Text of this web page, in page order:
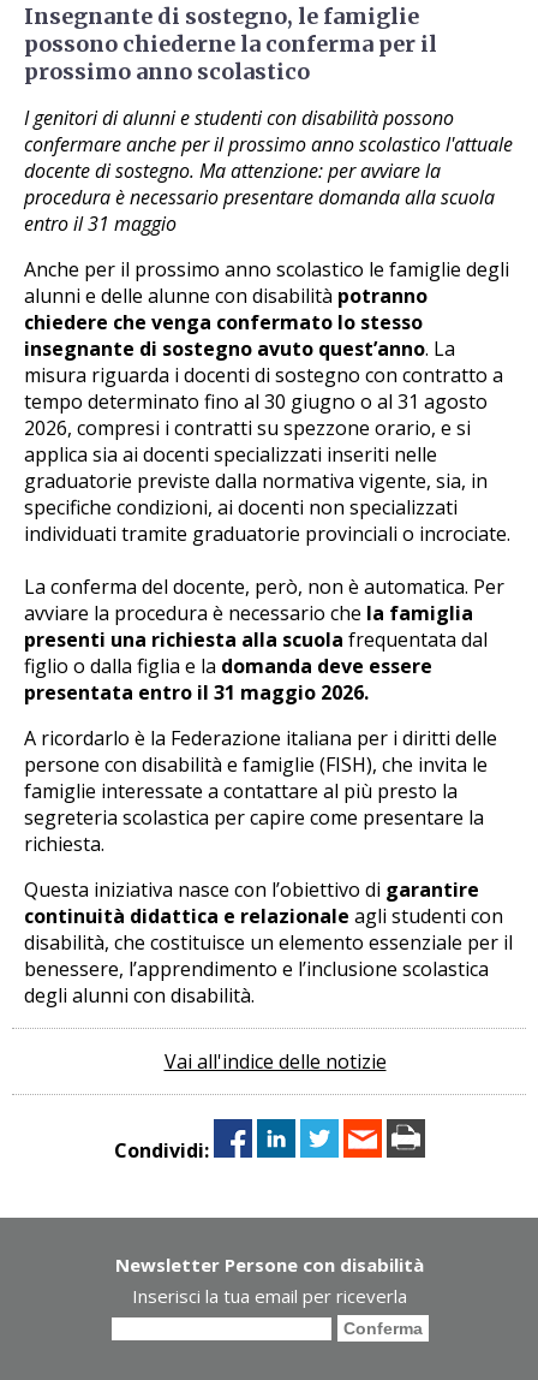
Insegnante di sostegno, le famiglie
possono chiederne la conferma per il
prossimo anno scolastico
I genitori di alunni e studenti con disabilità possono
confermare anche per il prossimo anno scolastico l'attuale
docente di sostegno. Ma attenzione: per avviare la
procedura è necessario presentare domanda alla scuola
entro il 31 maggio
Anche per il prossimo anno scolastico le famiglie degli
alunni e delle alunne con disabilità potranno
chiedere che venga confermato lo stesso
insegnante di sostegno avuto quest’anno. La
misura riguarda i docenti di sostegno con contratto a
tempo determinato fino al 30 giugno o al 31 agosto
2026, compresi i contratti su spezzone orario, e si
applica sia ai docenti specializzati inseriti nelle
graduatorie previste dalla normativa vigente, sia, in
specifiche condizioni, ai docenti non specializzati
individuati tramite graduatorie provinciali o incrociate.
La conferma del docente, però, non è automatica. Per
avviare la procedura è necessario che la famiglia
presenti una richiesta alla scuola frequentata dal
figlio o dalla figlia e la domanda deve essere
presentata entro il 31 maggio 2026.
A ricordarlo è la Federazione italiana per i diritti delle
persone con disabilità e famiglie (FISH), che invita le
famiglie interessate a contattare al più presto la
segreteria scolastica per capire come presentare la
richiesta.
Questa iniziativa nasce con l’obiettivo di garantire
continuità didattica e relazionale agli studenti con
disabilità, che costituisce un elemento essenziale per il
benessere, l’apprendimento e l’inclusione scolastica
degli alunni con disabilità.
Vai all'indice delle notizie
Condividi:
Newsletter Persone con disabilità
Inserisci la tua email per riceverla